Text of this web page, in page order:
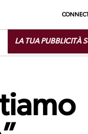
LA TUA PUBBLICITÀ